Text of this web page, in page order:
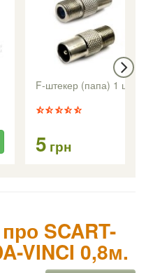
F-штекер (папа) 1 шт.
5 грн
SCART-
VINCI 0,8м.